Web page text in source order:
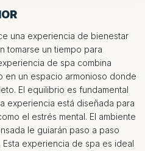
una experiencia de bienestar
tomarse un tiempo para
de spa combina
en un espacio armonioso donde
El equilibrio es fundamental
experiencia está diseñada para
el estrés mental. El ambiente
le guiarán paso a paso
experiencia de spa es ideal